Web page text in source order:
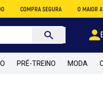
COMPRA SEGURA O MAIOR
PRÉ-TREINO MODA